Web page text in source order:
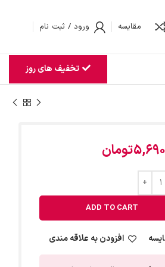
مقایسه ورود / ثبت نام
تخفیف های روز
تومان
ADD TO CART
افزودن به علاقه مندی